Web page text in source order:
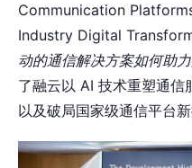
Communication
Industry Digital
动的通信解决方案如何助
了融云以 AI 技术重塑通信
以及破局国家级通信平台新